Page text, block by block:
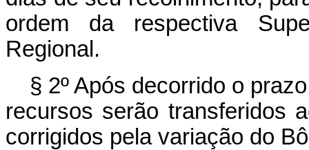
ordem da respectiva
Regional.
§ 2º Após decorrido o
recursos serão transferidos
corrigidos pela variação do